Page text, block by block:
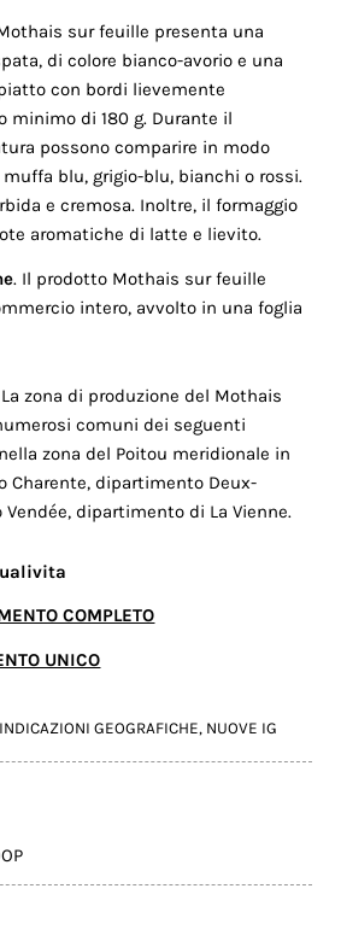
sur feuille presenta una
di colore bianco-avorio e una
con bordi lievemente
minimo di 180 g. Durante il
possono comparire in modo
blu, grigio-blu, bianchi o rossi.
e cremosa. Inoltre, il formaggio
aromatiche di latte e lievito.
. Il prodotto Mothais sur feuille
intero, avvolto in una foglia
La zona di produzione del Mothais
comuni dei seguenti
zona del Poitou meridionale in
Charente, dipartimento Deux-
dipartimento di La Vienne.
COMPLETO
UNICO
INDICAZIONI GEOGRAFICHE, NUOVE IG